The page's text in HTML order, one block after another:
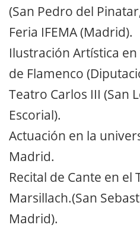
(San Pedro del
Feria IFEMA (Madrid).
Ilustración Artística
de Flamenco
Teatro Carlos III (San
Escorial).
Actuación en la
Madrid.
Recital de Cante en el
Marsillach.(San
Madrid).